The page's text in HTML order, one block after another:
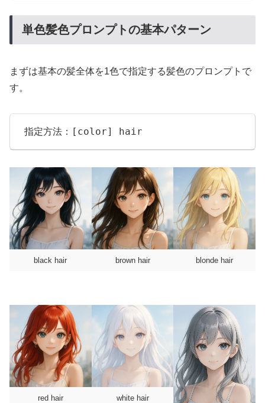
単色髪色プロンプトの基本パターン
まずは基本の髪全体を1色で指定する髪色のプロンプトで
す。
指定方法： [color] hair
black hair brown hair blonde hair
red hair white hair